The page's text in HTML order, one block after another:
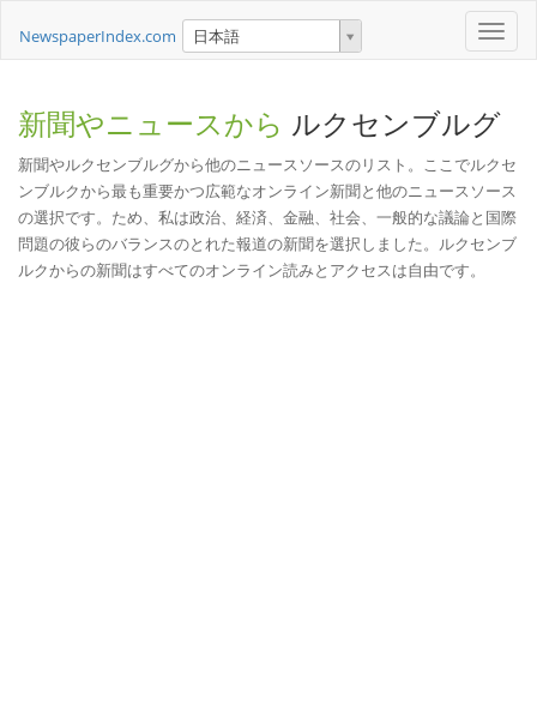
Toggle
NewspaperIndex.com 日本語
新聞やニュースから ルクセンブルグ
新聞やルクセンブルグから他のニュースソースのリスト。ここでルクセ
ンブルクから最も重要かつ広範なオンライン新聞と他のニュースソース
の選択です。ため、私は政治、経済、金融、社会、一般的な議論と国際
問題の彼らのバランスのとれた報道の新聞を選択しました。ルクセンブ
ルクからの新聞はすべてのオンライン読みとアクセスは自由です。